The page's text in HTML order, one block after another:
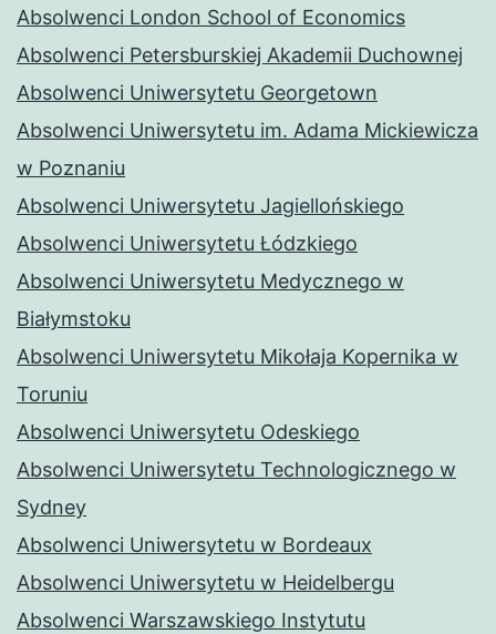
Absolwenci London School of Economics
Absolwenci Petersburskiej Akademii Duchownej
Absolwenci Uniwersytetu Georgetown
Absolwenci Uniwersytetu im. Adama Mickiewicza
w Poznaniu
Absolwenci Uniwersytetu Jagiellońskiego
Absolwenci Uniwersytetu Łódzkiego
Absolwenci Uniwersytetu Medycznego w
Białymstoku
Absolwenci Uniwersytetu Mikołaja Kopernika w
Toruniu
Absolwenci Uniwersytetu Odeskiego
Absolwenci Uniwersytetu Technologicznego w
Sydney
Absolwenci Uniwersytetu w Bordeaux
Absolwenci Uniwersytetu w Heidelbergu
Absolwenci Warszawskiego Instytutu